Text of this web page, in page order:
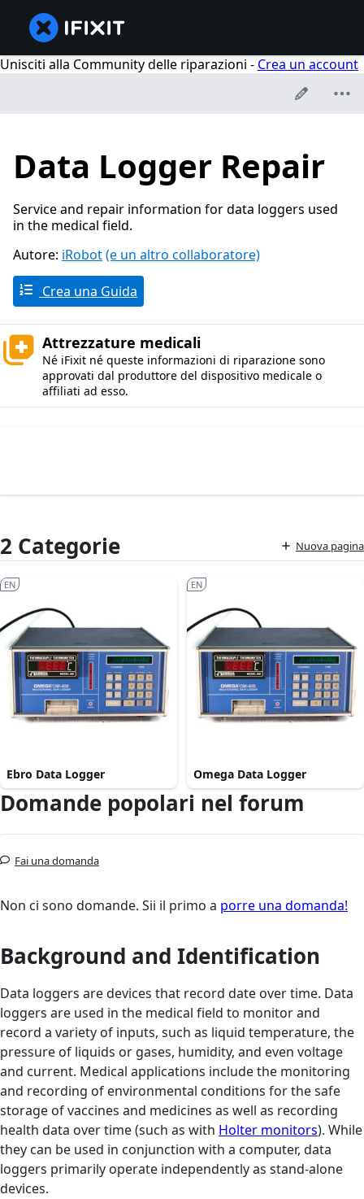
Unisciti alla Community delle riparazioni - Crea un account
Data Logger Repair
Service and repair information for data loggers used
in the medical field.
Autore: iRobot(e un altro collaboratore)
Crea una Guida
Attrezzature medicali
Né iFixit né queste informazioni di riparazione sono
approvati dal produttore del dispositivo medicale o
affiliati ad esso.
2 Categorie Nuova pagina
Ebro Data Logger
EN
Omega Data Logger
EN
Domande popolari nel forum
Fai una domanda
Non ci sono domande. Sii il primo a porre una domanda!
Background and Identification
Data loggers are devices that record date over time. Data
loggers are used in the medical field to monitor and
record a variety of inputs, such as liquid temperature, the
pressure of liquids or gases, humidity, and even voltage
and current. Medical applications include the monitoring
and recording of environmental conditions for the safe
storage of vaccines and medicines as well as recording
health data over time (such as with Holter monitors). While
they can be used in conjunction with a computer, data
loggers primarily operate independently as stand-alone
devices.